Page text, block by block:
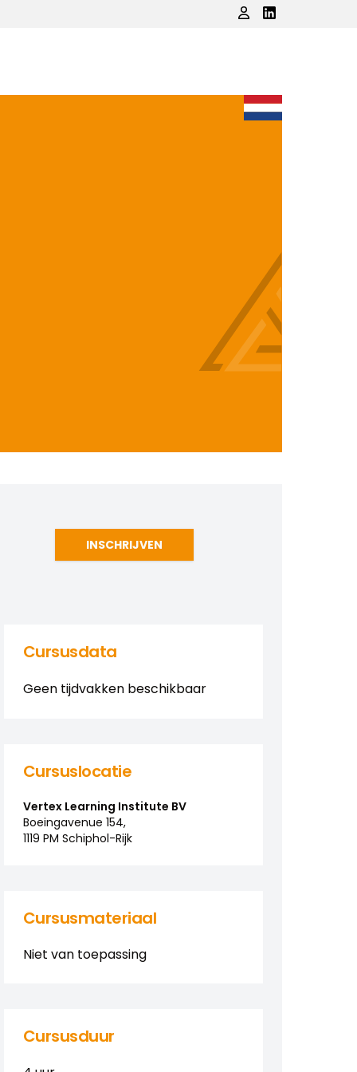
INSCHRIJVEN
Cursusdata
Geen tijdvakken beschikbaar
Cursuslocatie
Vertex Learning Institute BV
Boeingavenue 154,
1119 PM Schiphol-Rijk
Cursusmateriaal
Niet van toepassing
Cursusduur